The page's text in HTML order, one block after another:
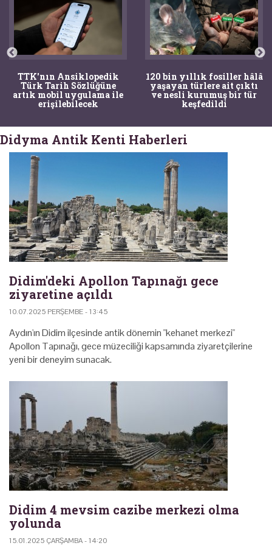
TTK'nın Ansiklopedik
Türk Tarih Sözlüğüne
artık mobil uygulama ile
erişilebilecek
120 bin yıllık fosiller hâlâ
yaşayan türlere ait çıktı
ve nesli kurumuş bir tür
keşfedildi
Didyma Antik Kenti Haberleri
Didim'deki Apollon Tapınağı gece
ziyaretine açıldı
10.07.2025 PERŞEMBE - 13:45
Aydın'ın Didim ilçesinde antik dönemin "kehanet merkezi"
Apollon Tapınağı, gece müzeciliği kapsamında ziyaretçilerine
yeni bir deneyim sunacak.
Didim 4 mevsim cazibe merkezi olma
yolunda
15.01.2025 ÇARŞAMBA - 14:20